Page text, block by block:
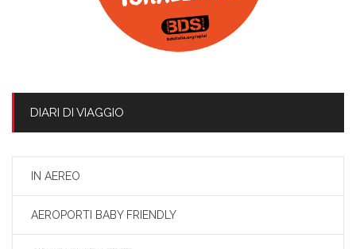
DIARI DI VIAGGIO
IN AEREO
AEROPORTI BABY FRIENDLY